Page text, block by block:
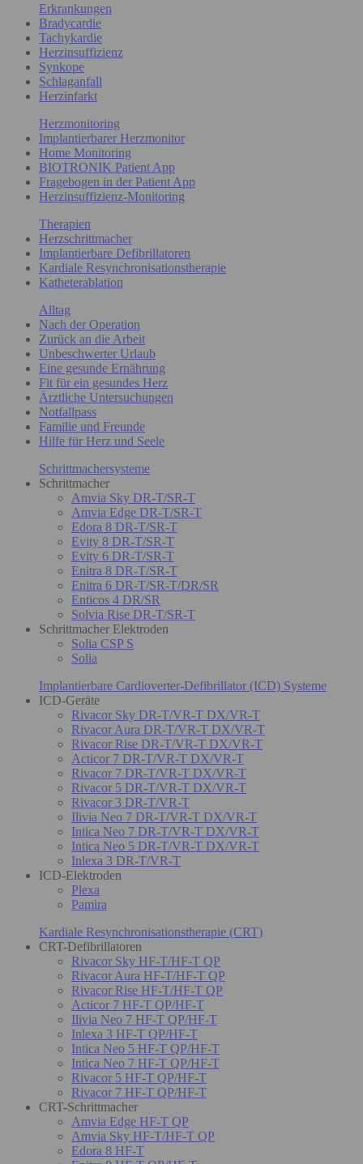
Erkrankungen
Bradycardie
Tachykardie
Herzinsuffizienz
Synkope
Schlaganfall
Herzinfarkt
Herzmonitoring
Implantierbarer Herzmonitor
Home Monitoring
BIOTRONIK Patient App
Fragebogen in der Patient App
Herzinsuffizienz-Monitoring
Therapien
Herzschrittmacher
Implantierbare Defibrillatoren
Kardiale Resynchronisationstherapie
Katheterablation
Alltag
Nach der Operation
Zurück an die Arbeit
Unbeschwerter Urlaub
Eine gesunde Ernährung
Fit für ein gesundes Herz
Ärztliche Untersuchungen
Notfallpass
Familie und Freunde
Hilfe für Herz und Seele
Schrittmachersysteme
Schrittmacher
Amvia Sky DR-T/SR-T
Amvia Edge DR-T/SR-T
Edora 8 DR-T/SR-T
Evity 8 DR-T/SR-T
Evity 6 DR-T/SR-T
Enitra 8 DR-T/SR-T
Enitra 6 DR-T/SR-T/DR/SR
Enticos 4 DR/SR
Solvia Rise DR-T/SR-T
Schrittmacher Elektroden
Solia CSP S
Solia
Implantierbare Cardioverter-Defibrillator (ICD) Systeme
ICD-Geräte
Rivacor Sky DR-T/VR-T DX/VR-T
Rivacor Aura DR-T/VR-T DX/VR-T
Rivacor Rise DR-T/VR-T DX/VR-T
Acticor 7 DR-T/VR-T DX/VR-T
Rivacor 7 DR-T/VR-T DX/VR-T
Rivacor 5 DR-T/VR-T DX/VR-T
Rivacor 3 DR-T/VR-T
Ilivia Neo 7 DR-T/VR-T DX/VR-T
Intica Neo 7 DR-T/VR-T DX/VR-T
Intica Neo 5 DR-T/VR-T DX/VR-T
Inlexa 3 DR-T/VR-T
ICD-Elektroden
Plexa
Pamira
Kardiale Resynchronisationstherapie (CRT)
CRT-Defibrillatoren
Rivacor Sky HF-T/HF-T QP
Rivacor Aura HF-T/HF-T QP
Rivacor Rise HF-T/HF-T QP
Acticor 7 HF-T QP/HF-T
Ilivia Neo 7 HF-T QP/HF-T
Inlexa 3 HF-T QP/HF-T
Intica Neo 5 HF-T QP/HF-T
Intica Neo 7 HF-T QP/HF-T
Rivacor 5 HF-T QP/HF-T
Rivacor 7 HF-T QP/HF-T
CRT-Schrittmacher
Amvia Edge HF-T QP
Amvia Sky HF-T/HF-T QP
Edora 8 HF-T